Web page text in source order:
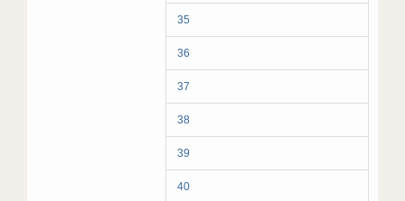
35
36
37
38
39
40